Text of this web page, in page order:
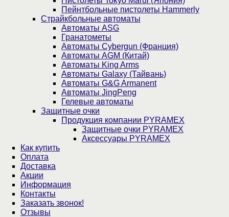
Пейнтбольные пистолеты Hammerly
Страйкбольные автоматы
Автоматы ASG
Гранатометы
Автоматы Cybergun (Франция)
Автоматы AGM (Китай)
Автоматы King Arms
Автоматы Galaxy (Тайвань)
Автоматы G&G Armanent
Автоматы JingPeng
Гелевые автоматы
Защитные очки
Продукция компании PYRAMEX
Защитные очки PYRAMEX
Аксессуары PYRAMEX
Как купить
Оплата
Доставка
Акции
Информация
Контакты
Заказать звонок!
Отзывы